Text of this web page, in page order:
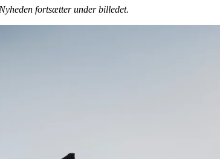
Nyheden fortsætter under billedet.